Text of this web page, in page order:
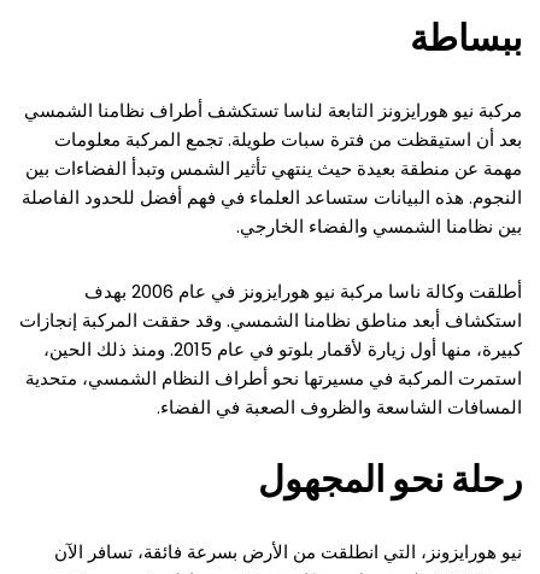
ببساطة
مركبة نيو هورايزونز التابعة لناسا تستكشف أطراف نظامنا الشمسي
بعد أن استيقظت من فترة سبات طويلة. تجمع المركبة معلومات
مهمة عن منطقة بعيدة حيث ينتهي تأثير الشمس وتبدأ الفضاءات بين
النجوم. هذه البيانات ستساعد العلماء في فهم أفضل للحدود الفاصلة
بين نظامنا الشمسي والفضاء الخارجي.
أطلقت وكالة ناسا مركبة نيو هورايزونز في عام 2006 بهدف
استكشاف أبعد مناطق نظامنا الشمسي. وقد حققت المركبة إنجازات
كبيرة، منها أول زيارة لأقمار بلوتو في عام 2015. ومنذ ذلك الحين،
استمرت المركبة في مسيرتها نحو أطراف النظام الشمسي، متحدية
المسافات الشاسعة والظروف الصعبة في الفضاء.
رحلة نحو المجهول
نيو هورايزونز، التي انطلقت من الأرض بسرعة فائقة، تسافر الآن